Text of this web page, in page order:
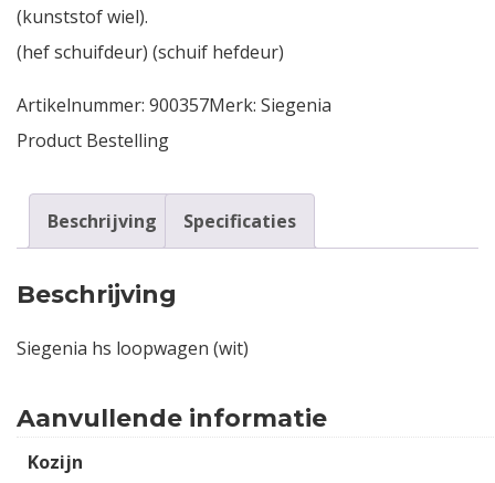
(kunststof wiel).
(hef schuifdeur) (schuif hefdeur)
Artikelnummer: 900357Merk: Siegenia
Product Bestelling
Beschrijving Specificaties
Beschrijving
Siegenia hs loopwagen (wit)
Aanvullende informatie
Kozijn